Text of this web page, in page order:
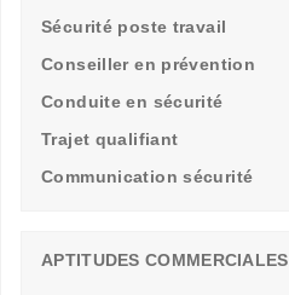
Sécurité poste travail
Conseiller en prévention
Conduite en sécurité
Trajet qualifiant
Communication sécurité
APTITUDES COMMERCIALES